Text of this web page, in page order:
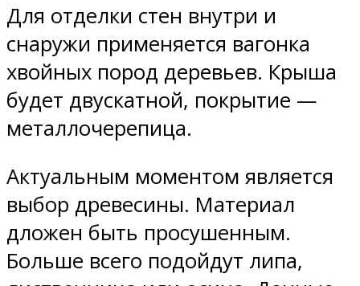
Для отделки стен внутри и
снаружи применяется вагонка
хвойных пород деревьев. Крыша
будет двускатной, покрытие —
металлочерепица.
Актуальным моментом является
выбор древесины. Материал
дложен быть просушенным.
Больше всего подойдут липа,